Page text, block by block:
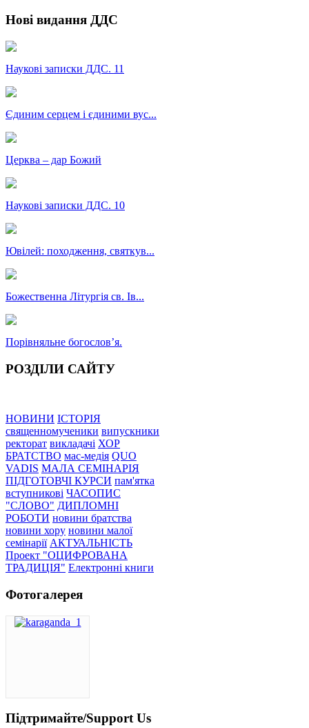
Нові видання ДДС
Наукові записки ДДС. 11
Єдиним серцем і єдиними вус...
Церква – дар Божий
Наукові записки ДДС. 10
Ювілей: походження, святкув...
Божественна Літургія св. Ів...
Порівняльне богословʼя.
РОЗДІЛИ САЙТУ
НОВИНИ ІСТОРІЯ
священномученики випускники
ректорат викладачі ХОР
БРАТСТВО мас-медія QUO
VADIS МАЛА СЕМІНАРІЯ
ПІДГОТОВЧІ КУРСИ пам'ятка
вступникові ЧАСОПИС
"СЛОВО" ДИПЛОМНІ
РОБОТИ новини братства
новини хору новини малої
семінарії АКТУАЛЬНІСТЬ
Проект "ОЦИФРОВАНА
ТРАДИЦІЯ" Електронні книги
Фотогалерея
Підтримайте/Support Us